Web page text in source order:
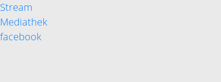
Stream
Mediathek
facebook